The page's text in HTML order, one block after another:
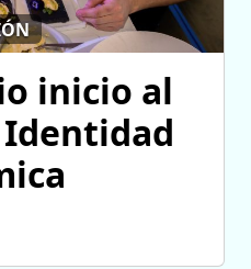
inicio al
Identidad